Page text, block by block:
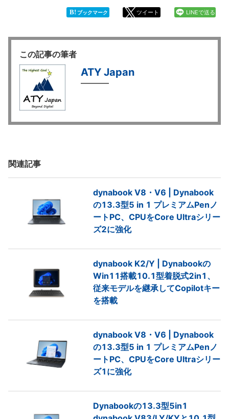
B! ブックマーク ツイート LINEで送る
この記事の筆者
ATY Japan
関連記事
dynabook V8・V6 | Dynabook
の13.3型5 in 1 プレミアムPenノ
ートPC、CPUをCore Ultraシリー
ズ2に強化
dynabook K2/Y | Dynabookの
Win11搭載10.1型着脱式2in1、
従来モデルを継承してCopilotキー
を搭載
dynabook V8・V6 | Dynabook
の13.3型5 in 1 プレミアムPenノ
ートPC、CPUをCore Ultraシリー
ズ1に強化
Dynabookの13.3型5in1